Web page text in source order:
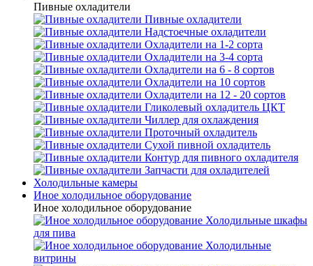
Пивные охладители
Пивные охладители
Надстоечные охладители
Охладители на 1-2 сорта
Охладители на 3-4 сорта
Охладители на 6 - 8 сортов
Охладители на 10 сортов
Охладители на 12 - 20 сортов
Гликолевый охладитель ЦКТ
Чиллер для охлаждения
Проточный охладитель
Сухой пивной охладитель
Контур для пивного охладителя
Запчасти для охладителей
Холодильные камеры
Иное холодильное оборудование
Иное холодильное оборудование
Холодильные шкафы
для пива
Холодильные
витрины